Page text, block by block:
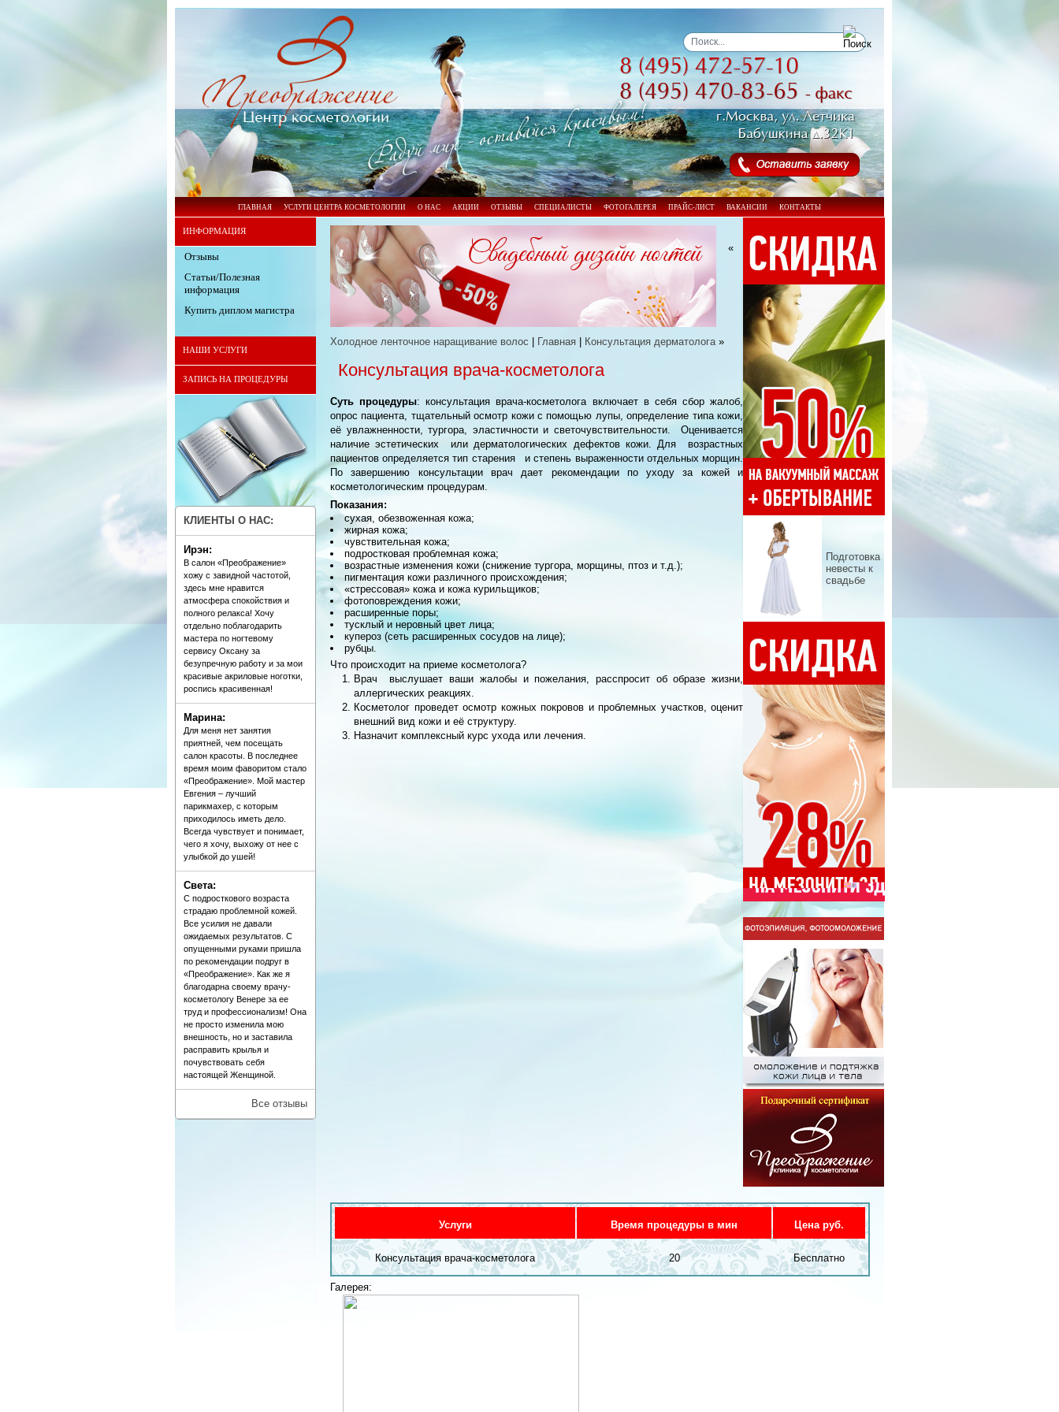
ГЛАВНАЯ УСЛУГИ ЦЕНТРА КОСМЕТОЛОГИИ О НАС АКЦИИ ОТЗЫВЫ СПЕЦИАЛИСТЫ ФОТОГАЛЕРЕЯ ПРАЙС-ЛИСТ ВАКАНСИИ КОНТАКТЫ
ИНФОРМАЦИЯ
Отзывы
Статьи/Полезная
информация
Купить диплом магистра
НАШИ УСЛУГИ
ЗАПИСЬ НА ПРОЦЕДУРЫ
КЛИЕНТЫ О НАС:
Ирэн:
В салон «Преображение»
хожу с завидной частотой,
здесь мне нравится
атмосфера спокойствия и
полного релакса! Хочу
отдельно поблагодарить
мастера по ногтевому
сервису Оксану за
безупречную работу и за мои
красивые акриловые ноготки,
роспись красивенная!
Марина:
Для меня нет занятия
приятней, чем посещать
салон красоты. В последнее
время моим фаворитом стало
«Преображение». Мой мастер
Евгения – лучший
парикмахер, с которым
приходилось иметь дело.
Всегда чувствует и понимает,
чего я хочу, выхожу от нее с
улыбкой до ушей!
Света:
С подросткового возраста
страдаю проблемной кожей.
Все усилия не давали
ожидаемых результатов. С
опущенными руками пришла
по рекомендации подруг в
«Преображение». Как же я
благодарна своему врачу-
косметологу Венере за ее
труд и профессионализм! Она
не просто изменила мою
внешность, но и заставила
расправить крылья и
почувствовать себя
настоящей Женщиной.
Все отзывы
Подготовка
невесты к
свадьбе
«
Холодное ленточное наращивание волос Главная Консультация дерматолога»
Консультация врача-косметолога
Суть процедуры: консультация врача-косметолога включает в себя сбор жалоб,
опрос пациента, тщательный осмотр кожи с помощью лупы, определение типа кожи,
её увлажненности, тургора, эластичности и светочувствительности. Оценивается
наличие эстетических или дерматологических дефектов кожи. Для возрастных
пациентов определяется тип старения и степень выраженности отдельных морщин.
По завершению консультации врач дает рекомендации по уходу за кожей и
косметологическим процедурам.
Показания:
сухая, обезвоженная кожа;
жирная кожа;
чувствительная кожа;
подростковая проблемная кожа;
возрастные изменения кожи (снижение тургора, морщины, птоз и т.д.);
пигментация кожи различного происхождения;
«стрессовая» кожа и кожа курильщиков;
фотоповреждения кожи;
расширенные поры;
тусклый и неровный цвет лица;
купероз (сеть расширенных сосудов на лице);
рубцы.
Что происходит на приеме косметолога?
Врач выслушает ваши жалобы и пожелания, расспросит об образе жизни,
аллергических реакциях.
Косметолог проведет осмотр кожных покровов и проблемных участков, оценит
внешний вид кожи и её структуру.
Назначит комплексный курс ухода или лечения.
Услуги Время процедуры в мин Цена руб.
Консультация врача-косметолога 20 Бесплатно
Галерея: